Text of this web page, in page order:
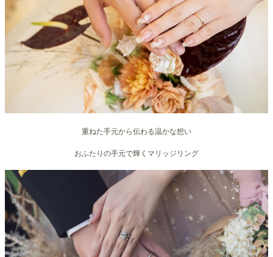
重ねた手元から伝わる温かな想い
おふたりの手元で輝くマリッジリング